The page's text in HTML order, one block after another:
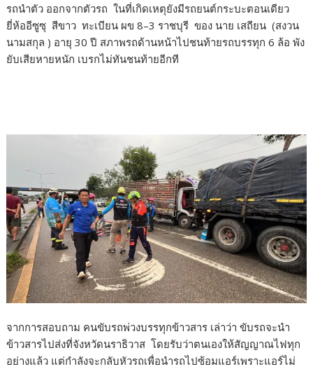
รถนำตัว ออกจากตัวรถ ในที่เกิดเหตุยังมีรถยนต์กระบะตอนเดียว
ยี่ห้ออีซูซุ สีขาว ทะเบียน ผข 8–3 ราชบุรี ของ นาย เสถียน (สงวน
นามสกุล ) อายุ 30 ปี สภาพรถด้านหน้าไปชนท้ายรถบรรทุก 6 ล้อ พัง
ยับเสียหายหนัก เบรกไม่ทันชนท้ายอีกที
จากการสอบถาม คนขับรถพ่วงบรรทุกข้าวสาร เล่าว่า ขับรถจะนำ
ข้าวสารไปส่งที่จังหวัดนราธิวาส โดยรับว่าตนเองให้สัญญาณไฟทุก
อย่างแล้ว แต่กำลังจะกลับหัวรถเพื่อนำรถไปซ้อมแอร์เพราะแอร์ไม่